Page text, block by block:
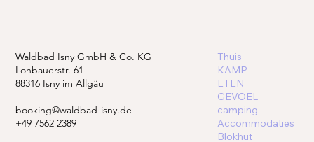
Waldbad Isny GmbH & Co. KG
Lohbauerstr. 61
88316 Isny im Allgäu
booking@waldbad-isny.de
+49 7562 2389
Thuis
KAMP
ETEN
GEVOEL
camping
Accommodaties
Blokhut